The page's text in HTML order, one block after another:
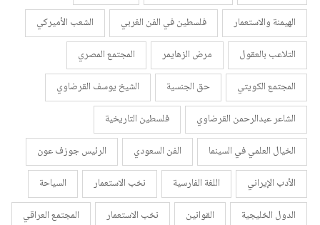
الهيمنة والاستعمار
فلسطين في الفن الغربي
الشعب الأميركي
التلاعب بالعقول
مرض الزهايمر
المجتمع المصري
المجتمع الكويتي
حق الجنسية
الشيخ يوسف القرضاوي
الشاعر عبدالرحمن القرضاوي
فلسطين التاريخية
الخيال العلمي في السينما
الفن السعودي
الرئيس جوزف عون
الأدب الإيراني
اللغة الفارسية نخب الاستعمار
السياحة
الدول الخليجية
القوانين نخب الاستعمار
المجتمع العراقي